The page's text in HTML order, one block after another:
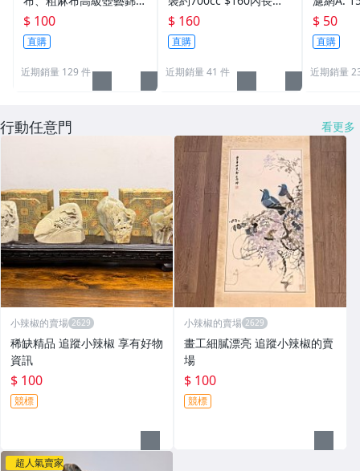
包裝(顏色~藍色出貨)小
：內斜直徑14cm.可裝約
200cc $100 內長寬高：
11x11x9.5
$ 100
直購
近期銷量 129 件
高： 15x15x14.5
$ 160
直購
近期銷量 41 件
單個售
網]
$ 50
直購
近期銷量
行動任意門 看更多
小辣椒的賣場
稀缺精品 追蹤小辣椒 享有好物
資訊
$ 100
競標
小辣椒的賣場
畫工細膩漂亮 追蹤小辣椒的賣
場
$ 100
競標
超人氣賣家